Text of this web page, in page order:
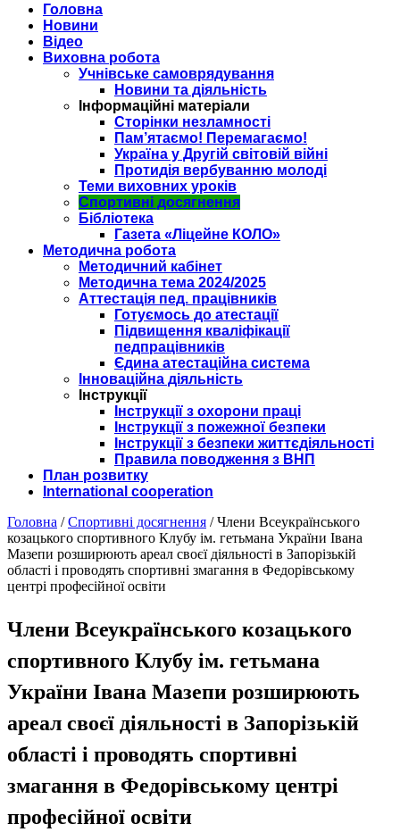
Головна
Новини
Відео
Виховна робота
Учнівське самоврядування
Новини та діяльність
Інформаційні матеріали
Сторінки незламності
Пам’ятаємо! Перемагаємо!
Україна у Другій світовій війні
Протидія вербуванню молоді
Теми виховних уроків
Спортивні досягнення
Бібліотека
Газета «Ліцейне КОЛО»
Методична робота
Методичний кабінет
Методична тема 2024/2025
Аттестація пед. працівників
Готуємось до атестації
Підвищення кваліфікації
педпрацівників
Єдина атестаційна система
Інноваційна діяльність
Інструкції
Інструкції з охорони праці
Інструкції з пожежної безпеки
Інструкції з безпеки життєдіяльності
Правила поводження з ВНП
План розвитку
International cooperation
Головна /Спортивні досягнення /Члени Всеукраїнського
козацького спортивного Клубу ім. гетьмана України Івана
Мазепи розширюють ареал своєї діяльності в Запорізькій
області і проводять спортивні змагання в Федорівському
центрі професійної освіти
Члени Всеукраїнського козацького
спортивного Клубу ім. гетьмана
України Івана Мазепи розширюють
ареал своєї діяльності в Запорізькій
області і проводять спортивні
змагання в Федорівському центрі
професійної освіти